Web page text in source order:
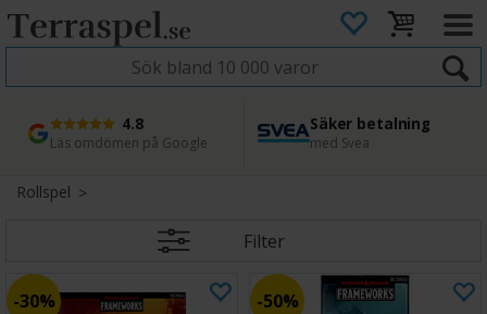
4.8
Läs omdömen på Google
Säker betalning
med Svea
Snabb leverans
Direkt från lager
45 dagars ångerrätt
Enkel retur
Rollspel
Filter
30% 50%